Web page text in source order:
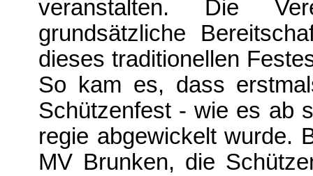
veranstalten. Die
grundsätzliche
dieses traditionellen
So kam es, dass
Schützenfest - wie es ab
regie abgewickelt wurde.
MV Brunken, die